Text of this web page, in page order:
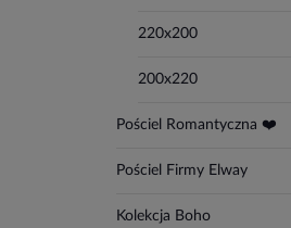
220x200
200x220
Pościel Romantyczna ❤️
Pościel Firmy Elway
Kolekcja Boho